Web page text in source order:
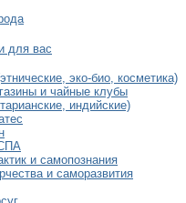
для вас
эко-био, косметика)
и чайные клубы
индийские)
и самопознания
и саморазвития